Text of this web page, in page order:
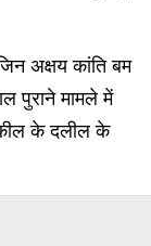
अक्षय कांति बम
पुराने मामले में
के दलील के